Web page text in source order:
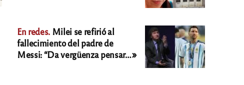
En redes. Milei se refirió al
fallecimiento del padre de
Messi: “Da vergüenza pensar…»